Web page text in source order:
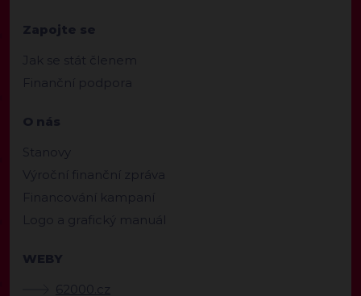
Zapojte se
Jak se stát členem
Finanční podpora
O nás
Stanovy
Výroční finanční zpráva
Financování kampaní
Logo a grafický manuál
WEBY
62000.cz